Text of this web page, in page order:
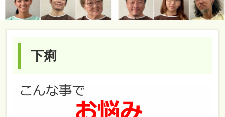
下痢